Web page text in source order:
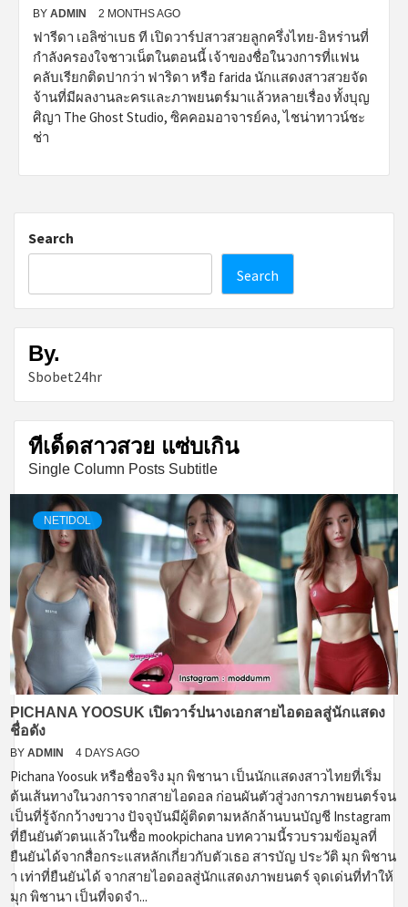
BY ADMIN 2 MONTHS AGO
ฟารีดา เอลิซ่าเบธ ที เปิดวาร์ปสาวสวยลูกครึ่งไทย-อิหร่านที่
กำลังครองใจชาวเน็ตในตอนนี้ เจ้าของชื่อในวงการที่แฟน
คลับเรียกติดปากว่า ฟาริดา หรือ farida นักแสดงสาวสวยจัด
จ้านที่มีผลงานละครและภาพยนตร์มาแล้วหลายเรื่อง ทั้งบุญ
ศิญา The Ghost Studio, ซิคคอมอาจารย์คง, ไชน่าทาวน์ชะ
ช่า
Search
Search
By.
Sbobet24hr
ทีเด็ดสาวสวย แซ่บเกิน
Single Column Posts Subtitle
NETIDOL
PICHANA YOOSUK เปิดวาร์ปนางเอกสายไอดอลสู่นักแสดง
ชื่อดัง
BY ADMIN 4 DAYS AGO
Pichana Yoosuk หรือชื่อจริง มุก พิชานา เป็นนักแสดงสาวไทยที่เริ่ม
ต้นเส้นทางในวงการจากสายไอดอล ก่อนผันตัวสู่วงการภาพยนตร์จน
เป็นที่รู้จักกว้างขวาง ปัจจุบันมีผู้ติดตามหลักล้านบนบัญชี Instagram
ที่ยืนยันตัวตนแล้วในชื่อ mookpichana บทความนี้รวบรวมข้อมูลที่
ยืนยันได้จากสื่อกระแสหลักเกี่ยวกับตัวเธอ สารบัญ ประวัติ มุก พิชาน
า เท่าที่ยืนยันได้ จากสายไอดอลสู่นักแสดงภาพยนตร์ จุดเด่นที่ทำให้
มุก พิชานา เป็นที่จดจำ...